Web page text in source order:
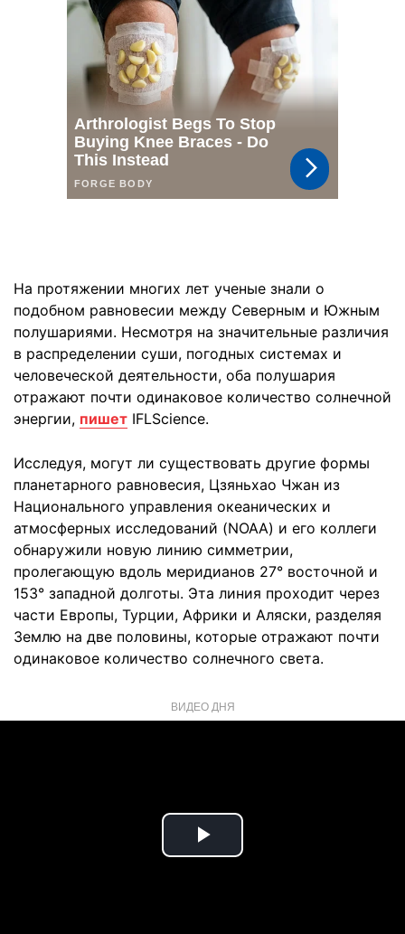
На протяжении многих лет ученые знали о
подобном равновесии между Северным и Южным
полушариями. Несмотря на значительные различия
в распределении суши, погодных системах и
человеческой деятельности, оба полушария
отражают почти одинаковое количество солнечной
энергии, пишет IFLScience.
Исследуя, могут ли существовать другие формы
планетарного равновесия, Цзяньхао Чжан из
Национального управления океанических и
атмосферных исследований (NOAA) и его коллеги
обнаружили новую линию симметрии,
пролегающую вдоль меридианов 27° восточной и
153° западной долготы. Эта линия проходит через
части Европы, Турции, Африки и Аляски, разделяя
Землю на две половины, которые отражают почти
одинаковое количество солнечного света.
ВИДЕО ДНЯ
Play